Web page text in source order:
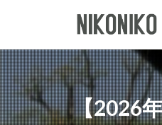
【2026